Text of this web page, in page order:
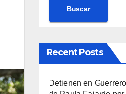
Buscar
Recent Posts
Detienen en